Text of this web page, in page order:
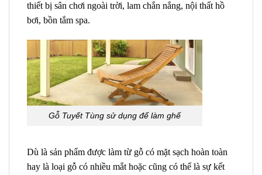
thiết bị sân chơi ngoài trời, lam chắn nắng, nội thất hồ
bơi, bồn tắm spa.
Gỗ Tuyết Tùng sử dụng để làm ghế
Dù là sản phẩm được làm từ gỗ có mặt sạch hoàn toàn
hay là loại gỗ có nhiều mắt hoặc cũng có thể là sự kết